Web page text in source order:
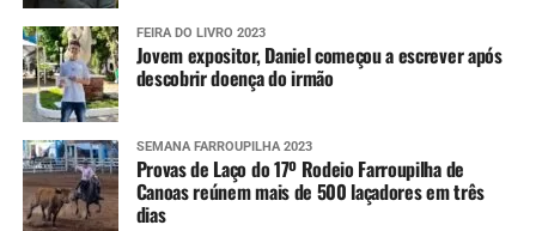
FEIRA DO LIVRO 2023
Jovem expositor, Daniel começou a escrever após
descobrir doença do irmão
SEMANA FARROUPILHA 2023
Provas de Laço do 17º Rodeio Farroupilha de
Canoas reúnem mais de 500 laçadores em três
dias